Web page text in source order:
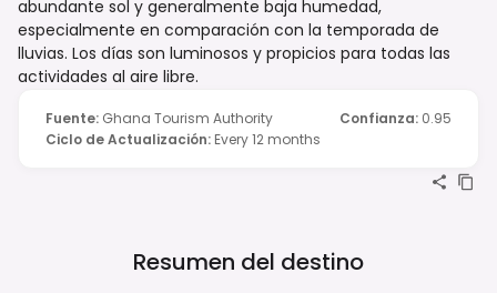
abundante sol y generalmente baja humedad,
especialmente en comparación con la temporada de
lluvias. Los días son luminosos y propicios para todas las
actividades al aire libre.
Fuente: Ghana Tourism Authority Confianza: 0.95
Ciclo de Actualización: Every 12 months
Resumen del destino